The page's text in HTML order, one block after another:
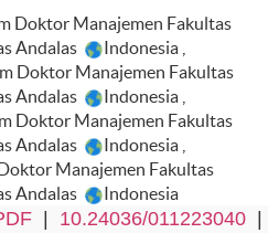
Doktor Manajemen Fakultas
Andalas
Indonesia
Doktor Manajemen Fakultas
Andalas
Indonesia
Doktor Manajemen Fakultas
Andalas
Indonesia
Manajemen Fakultas
Andalas
Indonesia
| 10.24036/011223040 |